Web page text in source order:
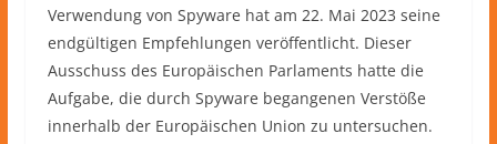
Verwendung von Spyware hat am 22. Mai 2023 seine
endgültigen Empfehlungen veröffentlicht. Dieser
Ausschuss des Europäischen Parlaments hatte die
Aufgabe, die durch Spyware begangenen Verstöße
innerhalb der Europäischen Union zu untersuchen.